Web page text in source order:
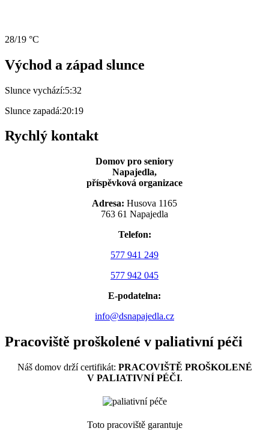
28/19 °C
Východ a západ slunce
Slunce vychází:5:32
Slunce zapadá:20:19
Rychlý kontakt
Domov pro seniory
Napajedla,
příspěvková organizace
Adresa: Husova 1165
763 61 Napajedla
Telefon:
577 941 249
577 942 045
E-podatelna:
info@dsnapajedla.cz
Pracoviště proškolené v paliativní péči
Náš domov drží certifikát: PRACOVIŠTĚ PROŠKOLENÉ
V PALIATIVNÍ PÉČI.
Toto pracoviště garantuje